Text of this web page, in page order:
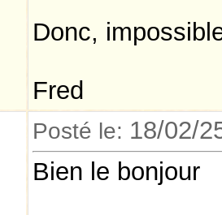
Donc,
Fred
Posté le: 18/02/
Bien le bonjour